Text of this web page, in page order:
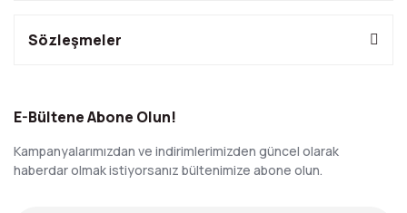
Sözleşmeler
E-Bültene Abone Olun!
Kampanyalarımızdan ve indirimlerimizden güncel olarak
haberdar olmak istiyorsanız bültenimize abone olun.